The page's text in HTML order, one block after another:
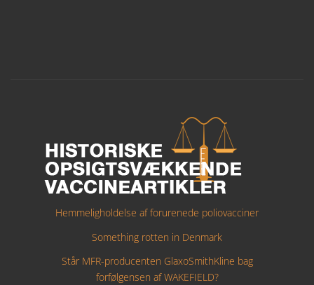
Hemmeligholdelse af forurenede poliovacciner
Something rotten in Denmark
Står MFR-producenten GlaxoSmithKline bag
forfølgensen af WAKEFIELD?